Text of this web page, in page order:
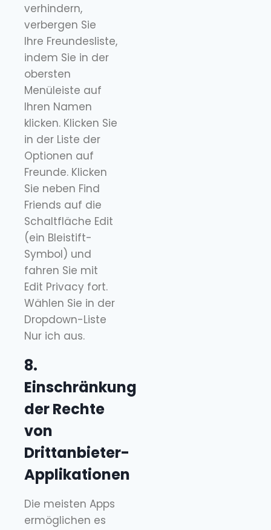
verhindern,
verbergen Sie
Ihre Freundesliste,
indem Sie in der
obersten
Menüleiste auf
Ihren Namen
klicken. Klicken Sie
in der Liste der
Optionen auf
Freunde. Klicken
Sie neben Find
Friends auf die
Schaltfläche Edit
(ein Bleistift-
Symbol) und
fahren Sie mit
Edit Privacy fort.
Wählen Sie in der
Dropdown-Liste
Nur ich aus.
8.
Einschränkung
der Rechte
von
Drittanbieter-
Applikationen
Die meisten Apps
ermöglichen es